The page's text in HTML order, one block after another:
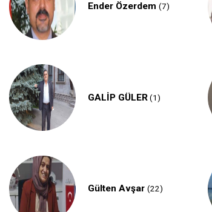
Ender Özerdem(7)
GALİP GÜLER(1)
Gülten Avşar(22)